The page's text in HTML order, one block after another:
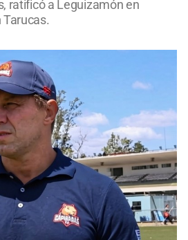
ratificó a Leguizamón en
Tarucas.